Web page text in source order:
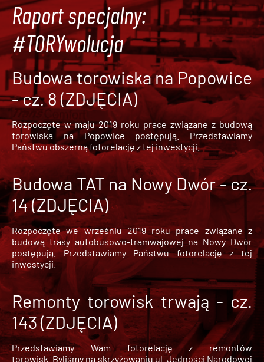
Raport specjalny:
#TORYwolucja
Budowa torowiska na Popowice
- cz. 8 (ZDJĘCIA)
Rozpoczęte w maju 2019 roku prace związane z budową
torowiska na Popowice
postępują. Przedstawiamy
Państwu obszerną fotorelację z tej inwestycji.
Budowa TAT na Nowy Dwór - cz.
14 (ZDJĘCIA)
Rozpoczęte we wrześniu 2019 roku prace związane z
budową trasy autobusowo-tramwajowej na Nowy Dwór
postępują. Przedstawiamy Państwu fotorelację z tej
inwestycji.
Remonty torowisk trwają - cz.
143 (ZDJĘCIA)
Przedstawiamy Wam fotorelację z remontów
torowisk. Byliśmy na skrzyżowaniu ul. Jedności Narodowej